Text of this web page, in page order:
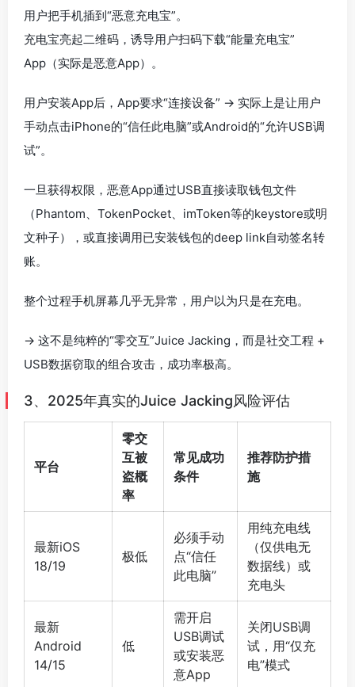
用户把手机插到“恶意充电宝”。
充电宝亮起二维码，诱导用户扫码下载“能量充电宝”
App（实际是恶意App）。
用户安装App后，App要求“连接设备” → 实际上是让用户
手动点击iPhone的“信任此电脑”或Android的“允许USB调
试”。
一旦获得权限，恶意App通过USB直接读取钱包文件
（Phantom、TokenPocket、imToken等的keystore或明
文种子），或直接调用已安装钱包的deep link自动签名转
账。
整个过程手机屏幕几乎无异常，用户以为只是在充电。
→ 这不是纯粹的“零交互”Juice Jacking，而是社交工程 +
USB数据窃取的组合攻击，成功率极高。
3、2025年真实的Juice Jacking风险评估
平台
零交
互被
盗概
率
常见成功
条件
推荐防护措
施
最新iOS
18/19
极低
必须手动
点“信任
此电脑”
用纯充电线
（仅供电无
数据线）或
充电头
最新
Android
14/15
低
需开启
USB调试
或安装恶
意App
关闭USB调
试，用“仅充
电”模式